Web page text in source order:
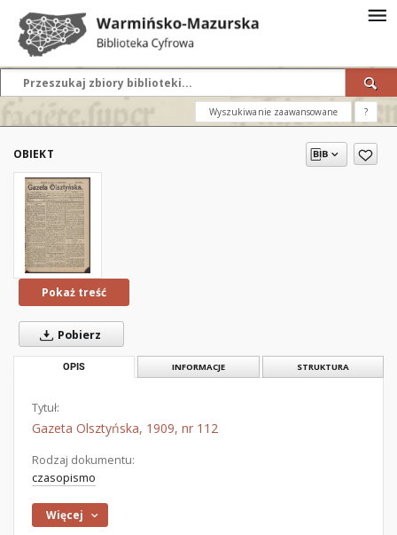
Wyszukiwanie zaawansowane ?
OBIEKT
Pokaż treść
Pobierz
OPIS INFORMACJE STRUKTURA
Tytuł:
Gazeta Olsztyńska, 1909, nr 112
Rodzaj dokumentu:
czasopismo
Więcej